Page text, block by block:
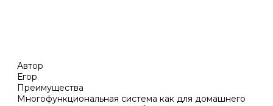
Автор
Егор
Преимущества
Многофункциональная система как для домашнего